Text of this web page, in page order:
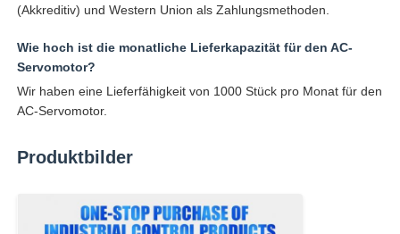
(Akkreditiv) und Western Union als Zahlungsmethoden.
Wie hoch ist die monatliche Lieferkapazität für den AC-
Servomotor?
Wir haben eine Lieferfähigkeit von 1000 Stück pro Monat für den
AC-Servomotor.
Produktbilder